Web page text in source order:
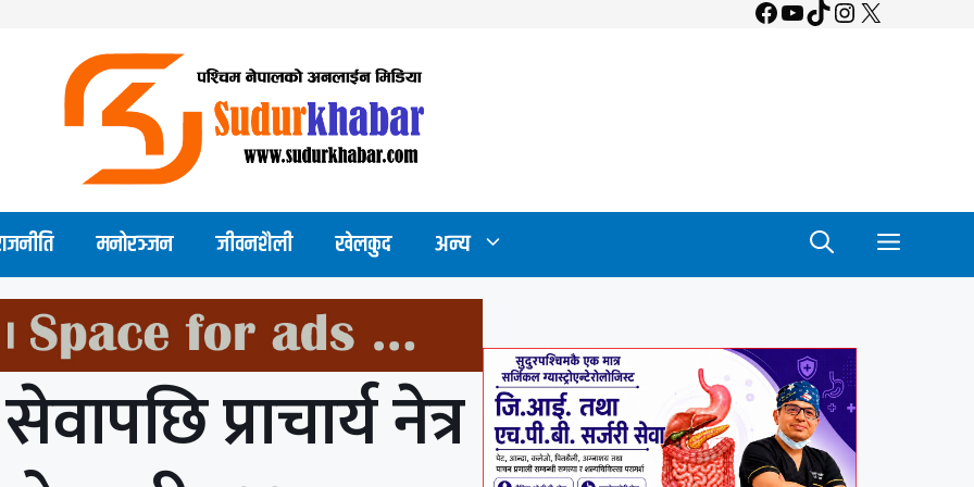
Facebook
YouTube
TikTok
Instagram
X
मनोरञ्जन जीवनशैली खेलकुद अन्य
प्राचार्य नेत्र